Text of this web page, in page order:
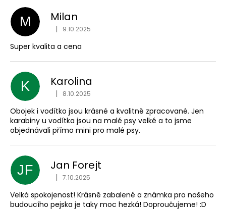
M Milan
Hodnocení
| 9.10.2025
Super kvalita a cena
K Karolina
Hodnocení
| 8.10.2025
Obojek i vodítko jsou krásné a kvalitně zpracované. Jen
karabiny u vodítka jsou na malé psy velké a to jsme
objednávali přímo mini pro malé psy.
JF Jan Forejt
Hodnocení
| 7.10.2025
Velká spokojenost! Krásně zabalené a známka pro našeho
budoucího pejska je taky moc hezká! Doproučujeme! :D